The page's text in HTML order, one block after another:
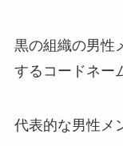
黒の組織の男性
するコードネー
代表的な男性メ